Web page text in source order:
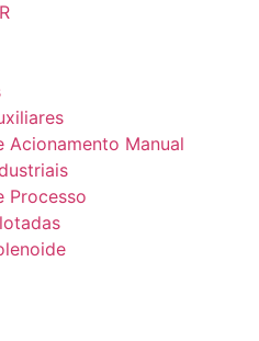
Acionamento Manual
Processo